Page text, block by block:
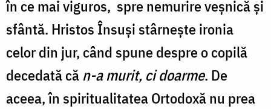
în ce mai viguros, spre nemurire veşnică şi
sfântă. Hristos Însuşi stârneşte ironia
celor din jur, când spune despre o copilă
decedată căn-a murit, ci doarme. De
aceea, în spiritualitatea Ortodoxă nu prea